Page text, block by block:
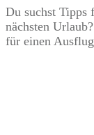
​Du suchst Tipps
nächsten
für einen